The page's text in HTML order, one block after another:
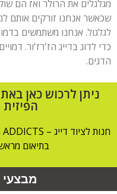
שכאשר אנחנו זורקים אותם
לגלגול. אנחנו משתמשים
כדי לדוג בדייג הז'רז'ור.
הדגים.
ניתן לרכוש כאן
בתיאום מראש מולי
מבצעי